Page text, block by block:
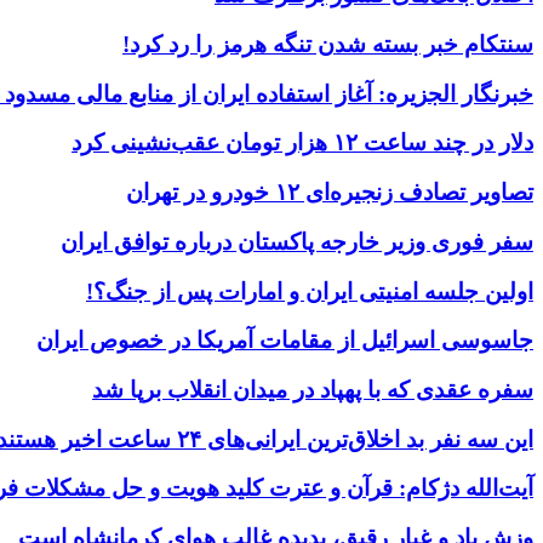
سنتکام خبر بسته شدن تنگه هرمز را رد کرد!
خبرنگار الجزیره: آغاز استفاده ایران از منابع مالی
دلار در چند ساعت ۱۲ هزار تومان عقب‌نشینی کرد
تصاویر تصادف زنجیره‌ای ۱۲ خودرو در تهران
سفر فوری وزیر خارجه پاکستان درباره توافق ایران
اولین جلسه امنیتی ایران و امارات پس از جنگ؟!
جاسوسی اسرائیل از مقامات آمریکا در خصوص ایران
سفره عقدی که با پهپاد در میدان انقلاب برپا شد
این سه نفر بد اخلاق‌ترین ایرانی‌های ۲۴ ساعت اخیر هستند
آیت‌الله دژکام: قرآن و عترت کلید هویت و حل مشکلات
وزش باد و غبار رقیق، پدیده غالب هوای کرمانشاه است